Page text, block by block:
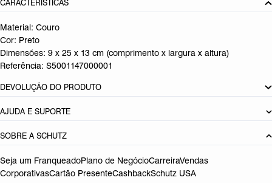
CARACTERÍSTICAS
Material: Couro
Cor: Preto
Dimensões: 9 x 25 x 13 cm (comprimento x largura x altura)
Referência: S5001147000001
DEVOLUÇÃO DO PRODUTO
AJUDA E SUPORTE
SOBRE A SCHUTZ
Seja um FranqueadoPlano de NegócioCarreiraVendas
CorporativasCartão PresenteCashbackSchutz USA